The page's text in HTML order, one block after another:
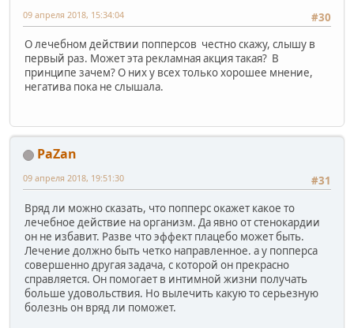
#30
09 апреля 2018, 15:34:04
О лечебном действии попперсов честно скажу, слышу в
первый раз. Может эта рекламная акция такая? В
принципе зачем? О них у всех только хорошее мнение,
негатива пока не слышала.
PaZan
#31
09 апреля 2018, 19:51:30
Вряд ли можно сказать, что попперс окажет какое то
лечебное действие на организм. Да явно от стенокардии
он не избавит. Разве что эффект плацебо может быть.
Лечение должно быть четко направленное. а у попперса
совершенно другая задача, с которой он прекрасно
справляется. Он помогает в интимной жизни получать
больше удовольствия. Но вылечить какую то серьезную
болезнь он вряд ли поможет.